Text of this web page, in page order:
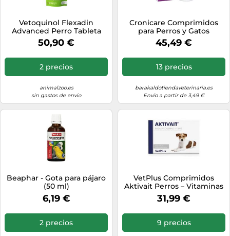
Vetoquinol Flexadin
Advanced Perro Tableta
masticable
50,90 €
2 precios
animalzoo.es
sin gastos de envío
Cronicare Comprimidos
para Perros y Gatos
45,49 €
13 precios
barakaldotiendaveterinaria.es
Envío a partir de 3,49 €
Beaphar - Gota para pájaro
(50 ml)
6,19 €
2 precios
VetPlus Comprimidos
Aktivait Perros – Vitaminas
anti-edad cerebral – Razas
pequeñas 60 comprimidos
31,99 €
9 precios